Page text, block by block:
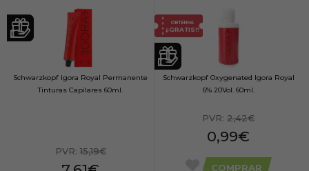
Schwarzkopf Igora Royal Permanente
Tinturas Capilares 60ml.
PVR:15,19€
OBTENHA
¡¡GRATIS!!
Schwarzkopf Oxygenated Igora Royal
6% 20Vol. 60ml.
PVR: 2,42€
0,99€
COMPRAR